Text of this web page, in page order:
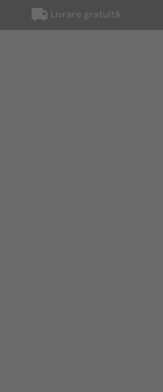
Livrare gratuită